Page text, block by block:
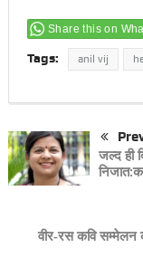
Share this on
Tags: anil vij
जल्द ही
वीर-रस कवि सम्मेलन